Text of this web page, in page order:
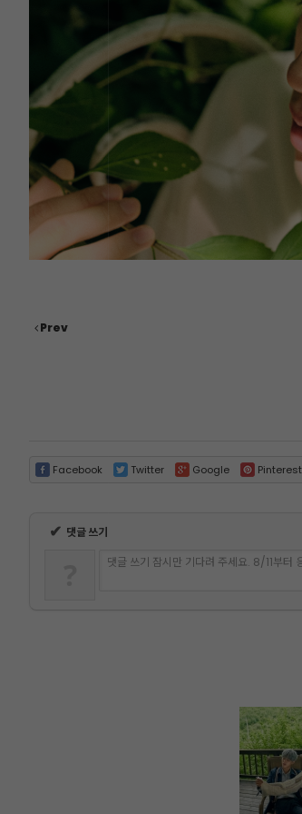
Prev
Facebook Twitter Google Pinterest
✔ 댓글 쓰기
댓글 쓰기 잠시만 기다려 주세요. 8/11부터